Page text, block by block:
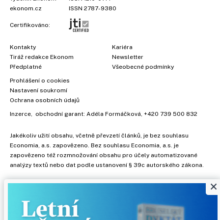
ekonom.cz
ISSN 2787-9380
Certifikováno:
Kontakty
Tiráž redakce Ekonom
Předplatné
Kariéra
Newsletter
Všeobecné podmínky
Prohlášení o cookies
Nastavení soukromí
Ochrana osobních údajů
Inzerce, obchodní garant: Adéla Formáčková, +420 739 500 832
Jakékoliv užití obsahu, včetně převzetí článků, je bez souhlasu
Economia, a.s. zapovězeno. Bez souhlasu Economia, a.s. je
zapovězeno též rozmnožování obsahu pro účely automatizované
analýzy textů nebo dat podle ustanovení § 39c autorského zákona.
×